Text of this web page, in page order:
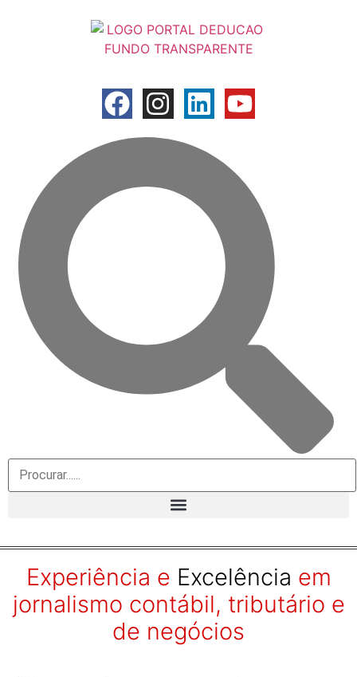
Experiência e Excelência em
jornalismo contábil, tributário e
de negócios